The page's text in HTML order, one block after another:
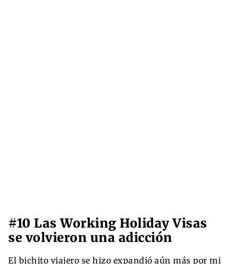
#10 Las Working Holiday Visas
se volvieron una adicción
El bichito viajero se hizo expandió aún más por mi